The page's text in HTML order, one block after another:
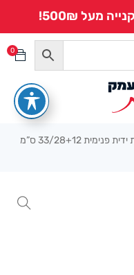
מעל 500₪!
0
שקית pvc מסגרת ידית פנימית 33/28+12 ס”מ